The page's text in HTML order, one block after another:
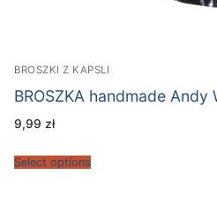
BROSZKI Z KAPSLI
BROSZKA handmade Andy
9,99 zł
Select options